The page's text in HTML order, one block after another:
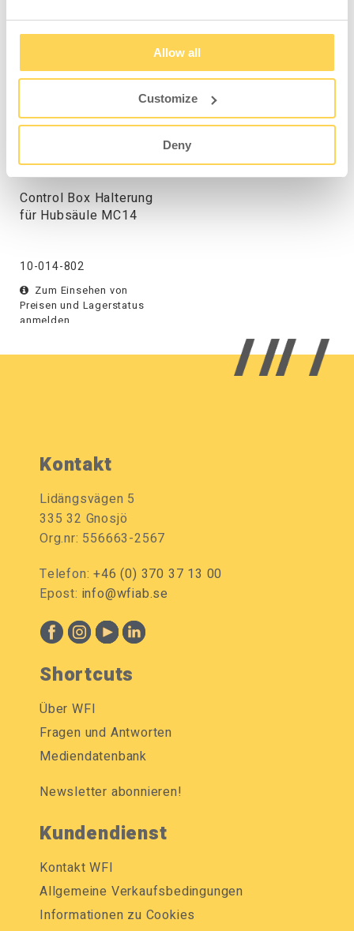
Allow all
Customize
Deny
ZUBEHÖR
Control Box Halterung
für Hubsäule MC14
10-014-802
Zum Einsehen von
Preisen und Lagerstatus
anmelden.
Kontakt
Lidängsvägen 5
335 32 Gnosjö
Org.nr: 556663-2567
Telefon:+46 (0) 370 37 13 00
Epost: info@wfiab.se
Shortcuts
Über WFI
Fragen und Antworten
Mediendatenbank
Newsletter abonnieren!
Kundendienst
Kontakt WFI
Allgemeine Verkaufsbedingungen
Informationen zu Cookies